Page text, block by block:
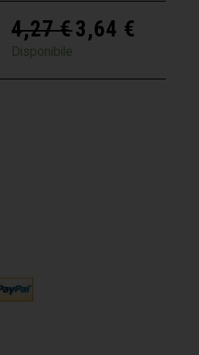
4,27€3,64 €
Disponibile